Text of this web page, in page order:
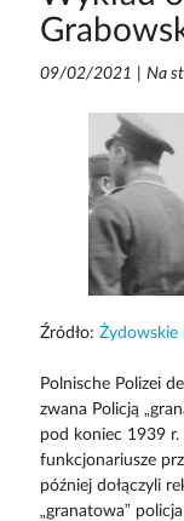
09/02/2021 Na
Źródło: Żydowskie
Polnische Polizei
zwana Policją
pod koniec 1939 r.
funkcjonariusze
później dołączyli
„granatowa”